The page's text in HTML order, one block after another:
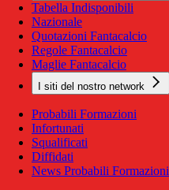
Tabella Indisponibili
Nazionale
Quotazioni Fantacalcio
Regole Fantacalcio
Maglie Fantacalcio
I siti del nostro network
Probabili Formazioni
Infortunati
Squalificati
Diffidati
News Probabili Formazioni